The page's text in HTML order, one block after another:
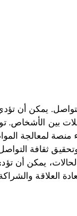
يمكن أن
بين الأشخاص.
لمعالجة
ثقافة
يمكن أن
العلاقة